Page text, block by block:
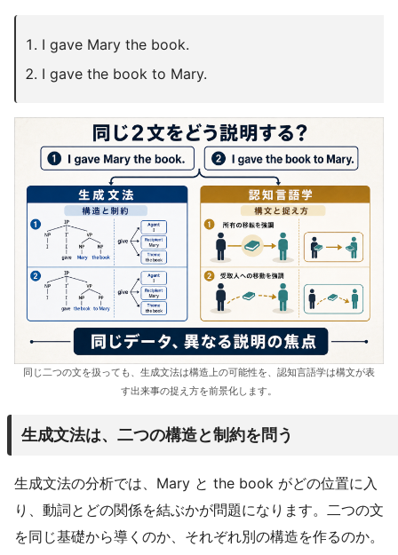
I gave Mary the book.
I gave the book to Mary.
同じ二つの文を扱っても、生成文法は構造上の可能性を、認知言語学は構文が表
す出来事の捉え方を前景化します。
生成文法は、二つの構造と制約を問う
生成文法の分析では、Mary と the book がどの位置に入
り、動詞とどの関係を結ぶかが問題になります。二つの文
を同じ基礎から導くのか、それぞれ別の構造を作るのか。